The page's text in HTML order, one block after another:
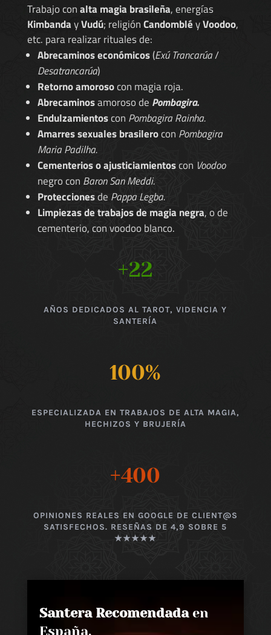
Trabajo conalta magia brasileña, energías
KimbandayVudú; religiónCandombléyVoodoo,
etc. para realizar rituales de:
Abrecaminos económicos(Exú Trancarúa/
Desatrancarúa)
Retorno amorosocon magia roja.
Abrecaminosamoroso de Pombagira.
Endulzamientoscon Pombagira Rainha.
Amarres sexuales brasilerocon Pombagira
Maria Padilha.
Cementerios o ajusticiamientoscon Voodoo
negro con Baron San Meddi.
Proteccionesde Pappa Legba.
Limpiezas de trabajos de magia negra, o de
cementerio, con voodoo blanco.
+22
AÑOS DEDICADOS AL TAROT, VIDENCIA Y
SANTERÍA
100%
ESPECIALIZADA EN TRABAJOS DE ALTA MAGIA,
HECHIZOS Y BRUJERÍA
+400
OPINIONES REALES EN GOOGLE DE CLIENT@S
SATISFECHOS. RESEÑAS DE 4,9 SOBRE 5
★★★★★
Santera Recomendadaen
España,